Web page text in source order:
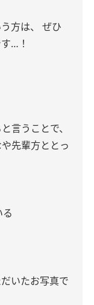
方は、
ぜひ
…！
言うことで、
先輩方ととっ
いたお写真で